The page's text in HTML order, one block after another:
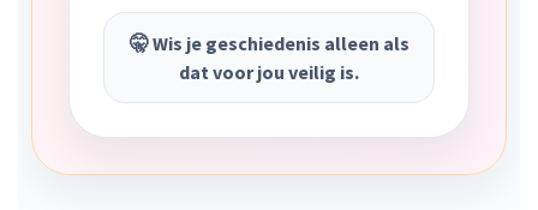
🤫 Wis je geschiedenis alleen als
dat voor jou veilig is.